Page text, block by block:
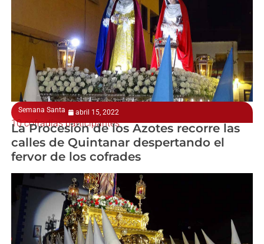
Semana Santa abril 15, 2022
10 cofradías participantes
La Procesión de los Azotes recorre las
calles de Quintanar despertando el
fervor de los cofrades